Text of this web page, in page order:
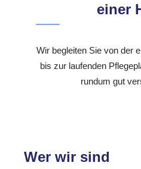
einer
Wir begleiten Sie von der
bis zur laufenden
rundum gut
Wer wir sind